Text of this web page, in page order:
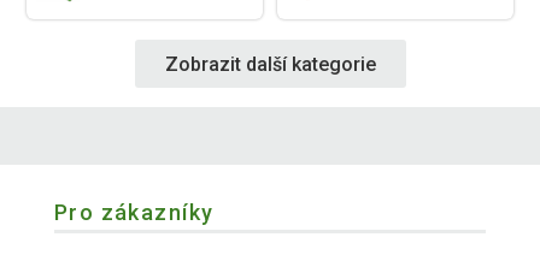
Zobrazit další kategorie
Pro zákazníky